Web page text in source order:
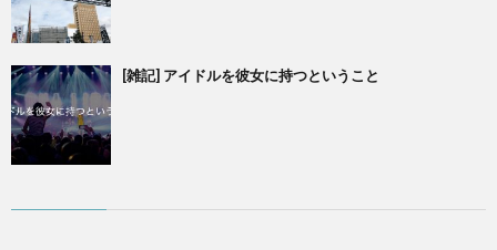
[雑記] アイドルを彼女に持つということ